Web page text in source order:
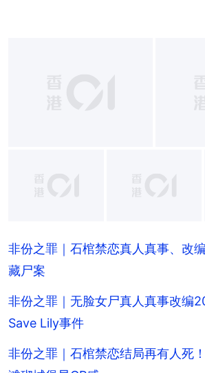
非份之罪｜石棺禁恋真人真事、改
藏尸案
非份之罪｜无脸女尸真人真事改编
Save Lily事件
非份之罪｜石棺禁恋结局再有人死